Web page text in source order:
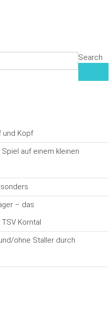
Search
und Kopf
auf einem kleinen
– das
Korntal
ohne Staller durch